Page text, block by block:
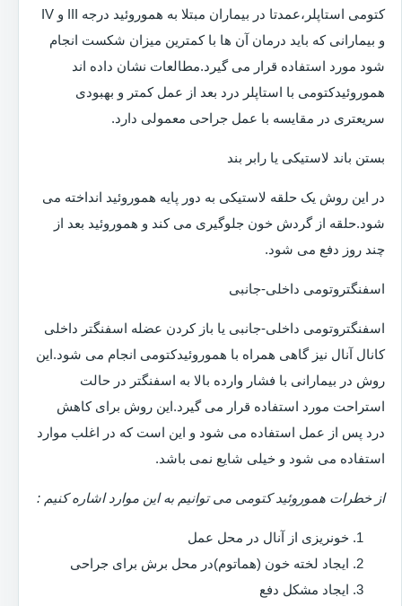
کتومی استاپلر،عمدتا در بیماران مبتلا به هموروئید درجه III و IV
و بیمارانی که باید درمان آن ها با کمترین میزان شکست انجام
شود مورد استفاده قرار می گیرد.مطالعات نشان داده اند
هموروئیدکتومی با استاپلر درد بعد از عمل کمتر و بهبودی
سریعتری در مقایسه با عمل جراحی معمولی دارد.
بستن باند لاستیکی یا رابر بند
در این روش یک حلقه لاستیکی به دور پایه هموروئید انداخته می
شود.حلقه از گردش خون جلوگیری می کند و هموروئید بعد از
چند روز دفع می شود.
اسفنگتروتومی داخلی-جانبی
اسفنگتروتومی داخلی-جانبی یا باز کردن عضله اسفنگتر داخلی
کانال آنال نیز گاهی همراه با هموروئیدکتومی انجام می شود.این
روش در بیمارانی با فشار وارده بالا به اسفنگتر در حالت
استراحت مورد استفاده قرار می گیرد.این روش برای کاهش
درد پس از عمل استفاده می شود و این است که در اغلب موارد
استفاده می شود و خیلی شایع نمی باشد.
از خطرات هموروئید کتومی می توانیم به این موارد اشاره کنیم :
خونریزی از آنال در محل عمل
ایجاد لخته خون (هماتوم)در محل برش برای جراحی
ایجاد مشکل دفع